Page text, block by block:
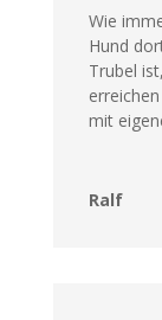
Wie
Hund
Trubel
mit
Ralf